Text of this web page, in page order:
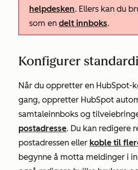
helpdesken. Ellers kan du
som en delt innboks.
Konfigurer
Når du oppretter en HubSpot-
gang, oppretter HubSpot
samtaleinnboks og
postadresse. Du kan redigere
postadressen eller koble til
begynne å motta meldinger i